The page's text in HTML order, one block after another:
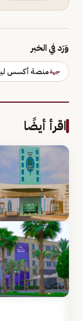
وَرَد في الخبر
جهةمنصة أكسس
اقرأ أيضًا